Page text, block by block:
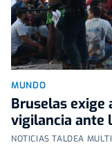
MUNDO
Bruselas exige
vigilancia ante
NOTICIAS TALDEA